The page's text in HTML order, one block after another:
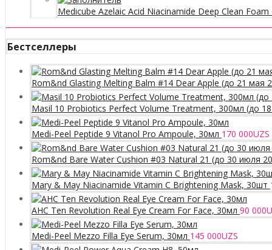
Medicube Azelaic Acid Niacinamide Deep Clean Foam
Бестселлеры
Rom&nd Glasting Melting Balm #14 Dear Apple (до 21 мая
Masil 10 Probiotics Perfect Volume Treatment, 300мл (до
Medi-Peel Peptide 9 Vitanol Pro Ampoule, 30мл 170 000UZS
Rom&nd Bare Water Cushion #03 Natural 21 (до 30 июля
Mary & May Niacinamide Vitamin C Brightening Mask, 30шт
AHC Ten Revolution Real Eye Cream For Face, 30мл 90 000
Medi-Peel Mezzo Filla Eye Serum, 30мл 145 000UZS